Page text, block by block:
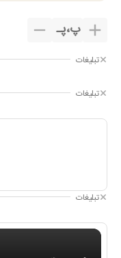
پ،پـ
تبلیغات
تبلیغات
تبلیغات